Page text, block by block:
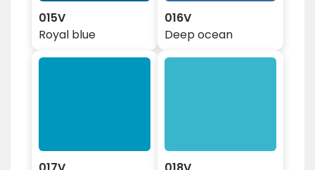
015V
Royal blue
016V
Deep ocean